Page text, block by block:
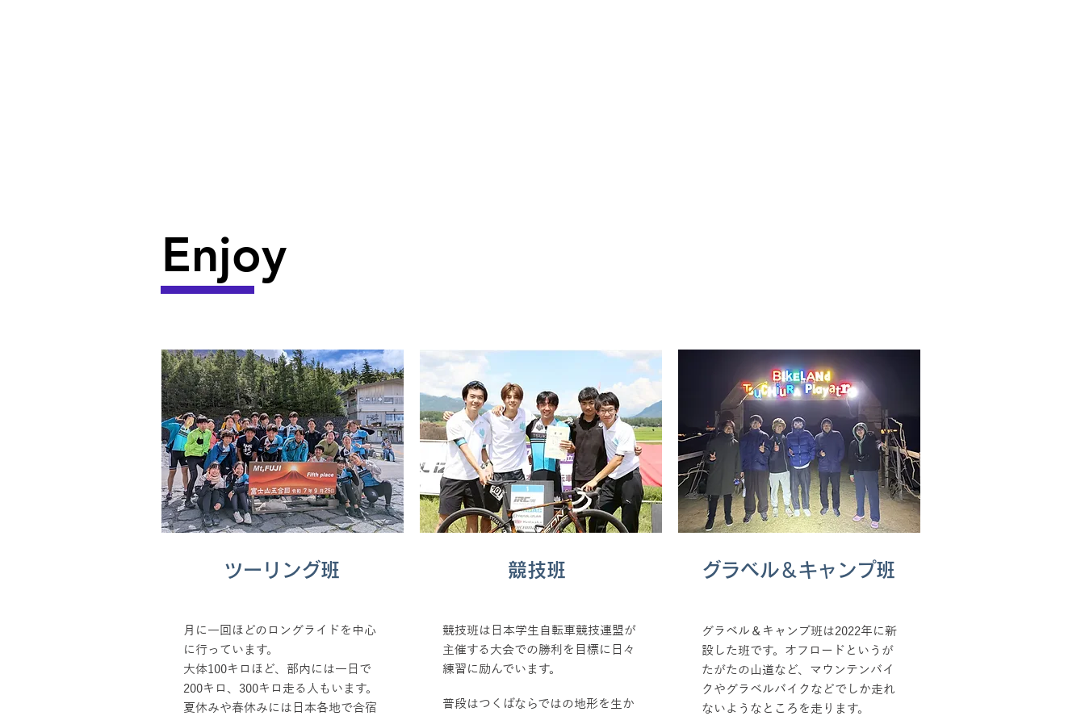
Enjoy
ツーリング班
月に一回ほどのロングライドを中心
に行っています。
大体100キロほど、部内には一日で
200キロ、300キロ走る人もいます。
​夏休みや春休みには日本各地で合宿
競技班
競技班は日本学生自転車競技連盟が
主催する大会での勝利を目標に日々
練習に励んでいます。
普段はつくばならではの地形を生か
グラベル＆キャンプ班
グラベル＆キャンプ班は2022年に新
設した班です。オフロードというが
たがたの山道など、マウンテンバイ
クやグラベルバイクなどでしか走れ
ないようなところを走ります。